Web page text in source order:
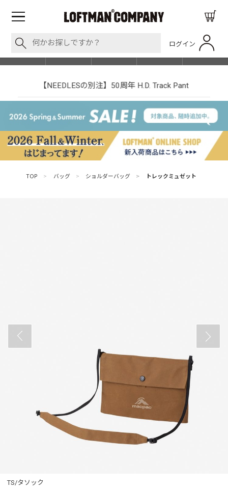
ログイン
SHOP LIST
【NEEDLESの別注】50周年 H.D. Track Pant
TOP > バッグ > ショルダーバッグ > トレックミュゼット
TS/タソック